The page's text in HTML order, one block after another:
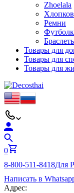
Zhoelala
Ремни
Товары для
Товары для
Товары для
0
8-800-511-8418Для
Написать в
Адрес: